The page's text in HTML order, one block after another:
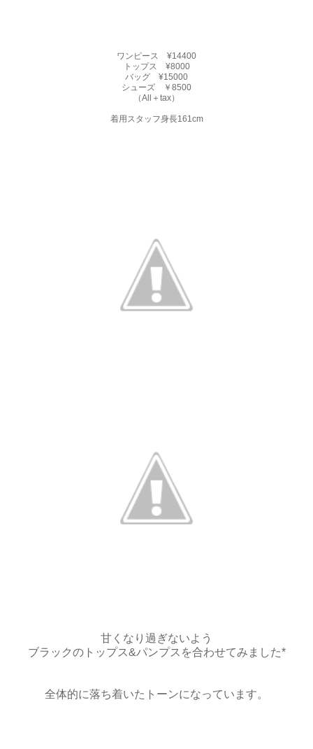
ワンピース ¥14400
トップス ¥8000
バッグ ¥15000
シューズ ￥8500
（All＋tax）
着用スタッフ身長161cm
甘くなり過ぎないよう
ブラックのトップス&パンプスを合わせてみました*
全体的に落ち着いたトーンになっています。